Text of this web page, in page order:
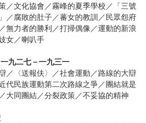
／文化協會／霧峰的夏季學校／「三號
／腐敗的肚子／蕃女的教訓／民眾怨府
無力者的勝利／打掃偶像／運動的新浪
女／喇叭手
九二七－一九三一
／〈送報伕〉／社會運動／路線的大辯
代民族運動第二次路線之爭／團結就是
大同團結／分裂政策／不妥協的精神